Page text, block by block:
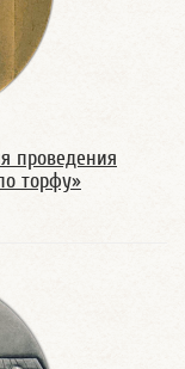
проведения
торфу»